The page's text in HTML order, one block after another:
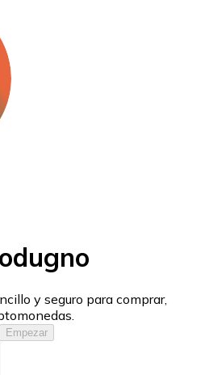
y seguro para comprar,
Empezar